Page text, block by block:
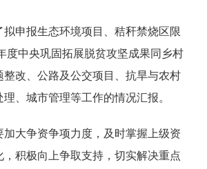
拟申报生态环境项目、秸秆禁烧区限
度中央巩固拓展脱贫攻坚成果同乡村
整改、公路及公交项目、抗旱与农村
、城市管理等工作的情况汇报。
加大争资争项力度，及时掌握上级资
，积极向上争取支持，切实解决重点